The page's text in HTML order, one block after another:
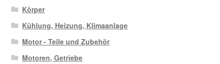
Körper
Kühlung, Heizung, Klimaanlage
Motor - Teile und Zubehör
Motoren, Getriebe